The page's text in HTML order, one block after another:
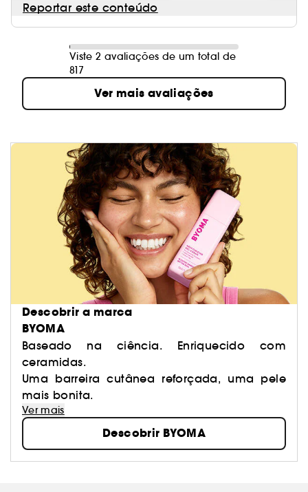
Reportar este conteúdo
Viste 2 avaliações de um total de
817
Ver mais avaliações
Descobrir a marca
BYOMA
Baseado na ciência. Enriquecido com
ceramidas.
Uma barreira cutânea reforçada, uma pele
mais bonita.
Ver mais
Descobrir BYOMA